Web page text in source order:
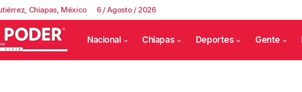
Chiapas, México 6 / Agosto / 2026
Nacional Chiapas Deportes Gente